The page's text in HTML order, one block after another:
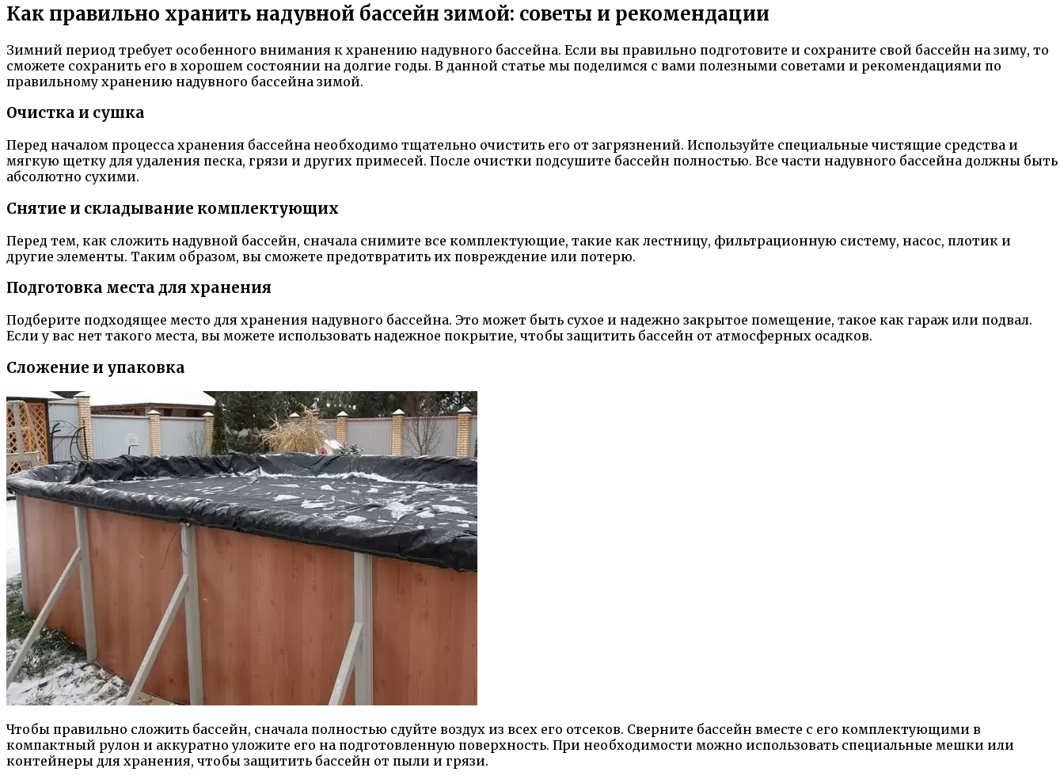
Как правильно хранить надувной бассейн зимой: советы и рекомендации
Зимний период требует особенного внимания к хранению надувного бассейна. Если вы правильно подготовите и сохраните свой бассейн на зиму, то
сможете сохранить его в хорошем состоянии на долгие годы. В данной статье мы поделимся с вами полезными советами и рекомендациями по
правильному хранению надувного бассейна зимой.
Очистка и сушка
Перед началом процесса хранения бассейна необходимо тщательно очистить его от загрязнений. Используйте специальные чистящие средства и
мягкую щетку для удаления песка, грязи и других примесей. После очистки подсушите бассейн полностью. Все части надувного бассейна должны быть
абсолютно сухими.
Снятие и складывание комплектующих
Перед тем, как сложить надувной бассейн, сначала снимите все комплектующие, такие как лестницу, фильтрационную систему, насос, плотик и
другие элементы. Таким образом, вы сможете предотвратить их повреждение или потерю.
Подготовка места для хранения
Подберите подходящее место для хранения надувного бассейна. Это может быть сухое и надежно закрытое помещение, такое как гараж или подвал.
Если у вас нет такого места, вы можете использовать надежное покрытие, чтобы защитить бассейн от атмосферных осадков.
Сложение и упаковка
Чтобы правильно сложить бассейн, сначала полностью сдуйте воздух из всех его отсеков. Сверните бассейн вместе с его комплектующими в
компактный рулон и аккуратно уложите его на подготовленную поверхность. При необходимости можно использовать специальные мешки или
контейнеры для хранения, чтобы защитить бассейн от пыли и грязи.